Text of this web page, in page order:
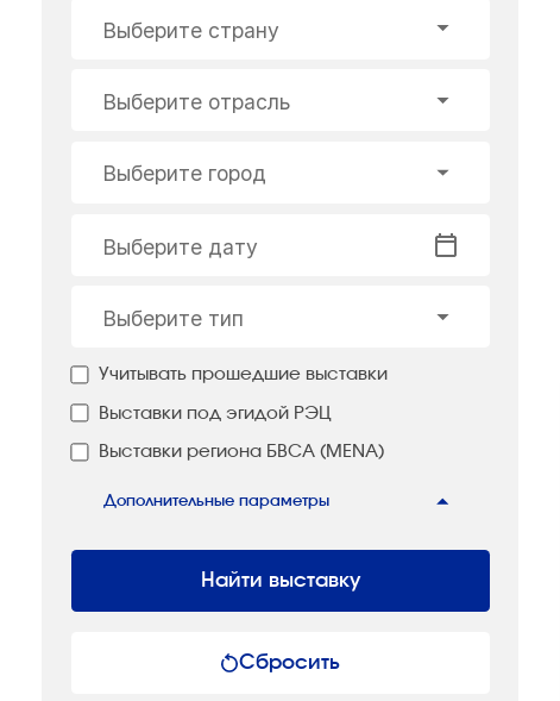
Выберите страну
Выберите отрасль
Выберите город
Выберите дату
Выберите тип
Учитывать прошедшие выставки
Выставки под эгидой РЭЦ
Выставки региона БВСА (MENA)
Дополнительные параметры
Найти выставку
Сбросить